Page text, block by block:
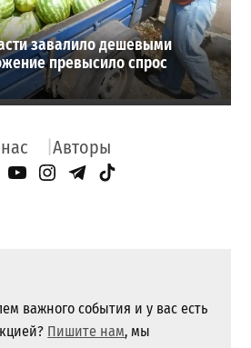
завалило дешевыми
превысило спрос
Авторы
Page
YouTube
Instagram
Telegram
TikTok
важного события и у вас есть
Пишите нам, мы